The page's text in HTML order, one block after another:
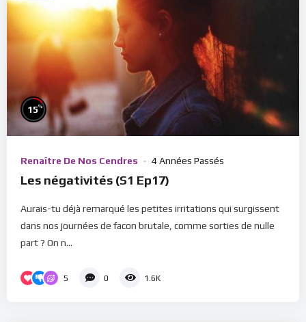
15%
Renaître De Nos Cendres 4 Années Passés
Les négativités (S1 Ep17)
Aurais-tu déjà remarqué les petites irritations qui surgissent
dans nos journées de facon brutale, comme sorties de nulle
part ? On n...
5 0 1.6K